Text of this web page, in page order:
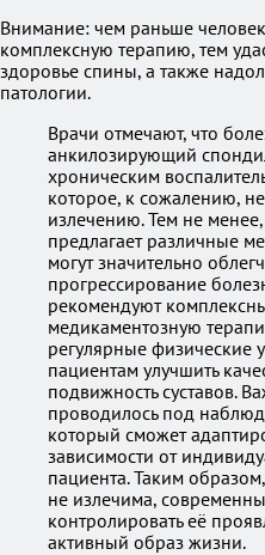
Внимание: чем раньше
комплексную терапию, тем
здоровье спины, а также
патологии.
Врачи отмечают, что
анкилозирующий
хроническим
которое, к сожалению,
излечению. Тем не
предлагает различные
могут значительно
прогрессирование
рекомендуют
медикаментозную
регулярные физические
пациентам улучшить
подвижность суставов.
проводилось под
который сможет
зависимости от
пациента. Таким
не излечима,
контролировать её
активный образ жизни.